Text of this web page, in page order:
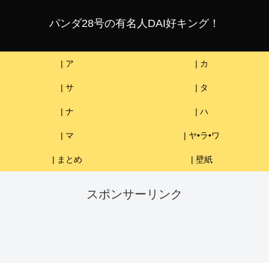
パンダ28号の有名人DAI好キング！
| ア | カ
| サ | タ
| ナ | ハ
| マ | ヤ•ラ•ワ
| まとめ | 壁紙
スポンサーリンク